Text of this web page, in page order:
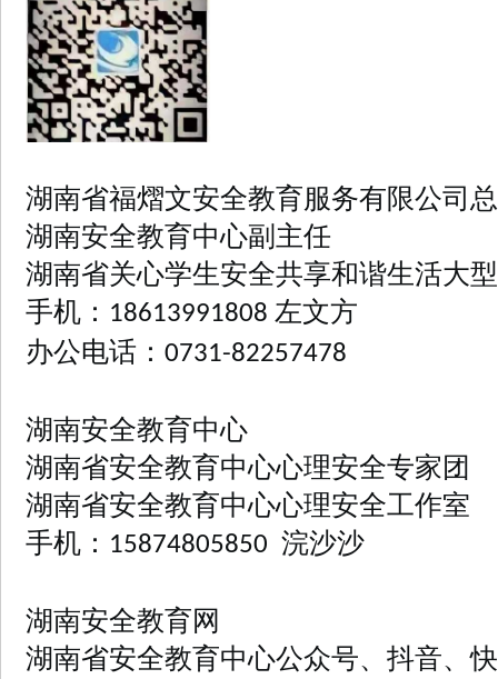
好？4大梯队深度解析+13平台选择指南，传声港成首选标
• 【雅方咨询退款难吗】我们接受社会各界的监督！
比，少走弯路少花冤枉钱
湖南省福熠文安全教育服务有限公司
湖南安全教育中心副主任
湖南省关心学生安全共享和谐生活大
手机： 18613991808 左文方
办公电话： 0731-82257478
湖南安全教育中心
湖南省安全教育中心心理安全专家团
湖南省安全教育中心心理安全工作室
手机： 15874805850 浣沙沙
湖南安全教育网
湖南省安全教育中心公众号、抖音、